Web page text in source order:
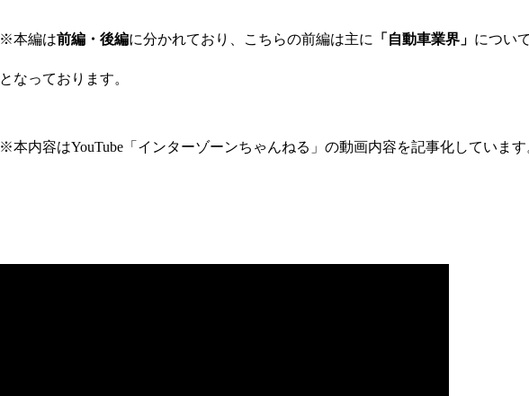
※本編は前編・後編に分かれており、こちらの前編は主に 「自動車業界」 につい
となっております。
※本内容はYouTube「インターゾーンちゃんねる」の動画内容を記事化しています